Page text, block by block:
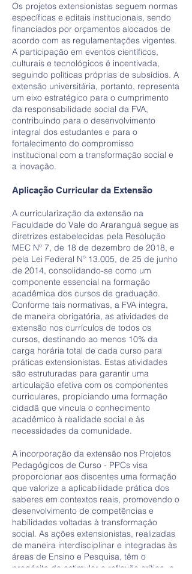
Os projetos extensionistas seguem normas
específicas e editais institucionais, sendo
financiados por orçamentos alocados de
acordo com as regulamentações vigentes.
A participação em eventos científicos,
culturais e tecnológicos é incentivada,
seguindo políticas próprias de subsídios. A
extensão universitária, portanto, representa
um eixo estratégico para o cumprimento
da responsabilidade social da FVA,
contribuindo para o desenvolvimento
integral dos estudantes e para o
fortalecimento do compromisso
institucional com a transformação social e
a inovação.
Aplicação Curricular da Extensão
A curricularização da extensão na
Faculdade do Vale do Araranguá segue as
diretrizes estabelecidas pela Resolução
MEC Nº 7, de 18 de dezembro de 2018, e
pela Lei Federal Nº 13.005, de 25 de junho
de 2014, consolidando-se como um
componente essencial na formação
acadêmica dos cursos de graduação.
Conforme tais normativas, a FVA integra,
de maneira obrigatória, as atividades de
extensão nos currículos de todos os
cursos, destinando ao menos 10% da
carga horária total de cada curso para
práticas extensionistas. Estas atividades
são estruturadas para garantir uma
articulação efetiva com os componentes
curriculares, propiciando uma formação
cidadã que vincula o conhecimento
acadêmico à realidade social e às
necessidades da comunidade.
A incorporação da extensão nos Projetos
Pedagógicos de Curso - PPCs visa
proporcionar aos discentes uma formação
que valorize a aplicabilidade prática dos
saberes em contextos reais, promovendo o
desenvolvimento de competências e
habilidades voltadas à transformação
social. As ações extensionistas, realizadas
de maneira interdisciplinar e integradas às
áreas de Ensino e Pesquisa, têm o
propósito de estimular a reflexão crítica, o